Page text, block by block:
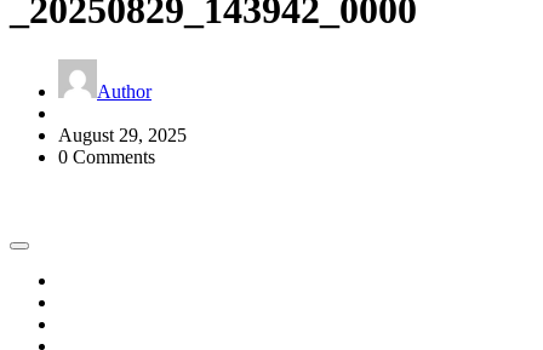
_20250829_143942_0000
Author
August 29, 2025
0 Comments